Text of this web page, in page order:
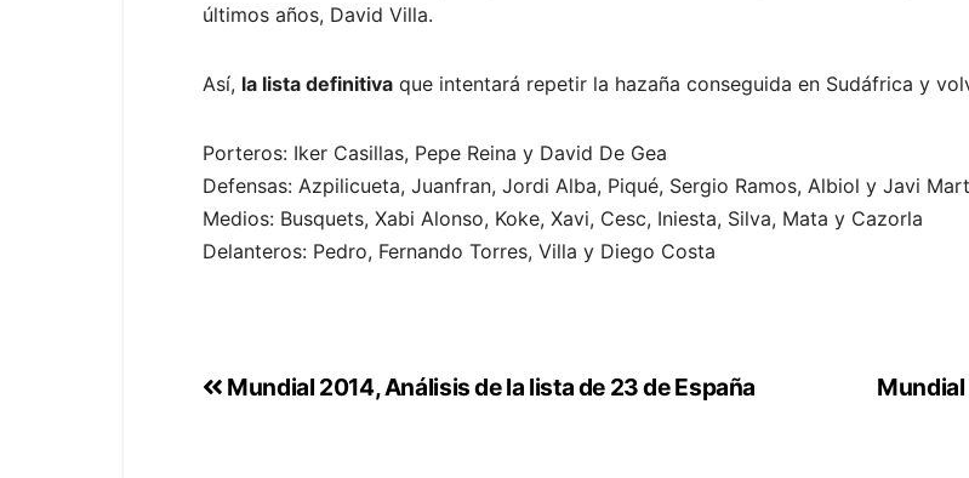
últimos años, David Villa.
Así, la lista definitiva que intentará repetir la hazaña conseguida en Sudáfrica y
Porteros: Iker Casillas, Pepe Reina y David De Gea
Defensas: Azpilicueta, Juanfran, Jordi Alba, Piqué, Sergio Ramos, Albiol y Javi
Medios: Busquets, Xabi Alonso, Koke, Xavi, Cesc, Iniesta, Silva, Mata y Cazorla
Delanteros: Pedro, Fernando Torres, Villa y Diego Costa
Mundial
Mundial 2014, Análisis de la lista de 23 de España